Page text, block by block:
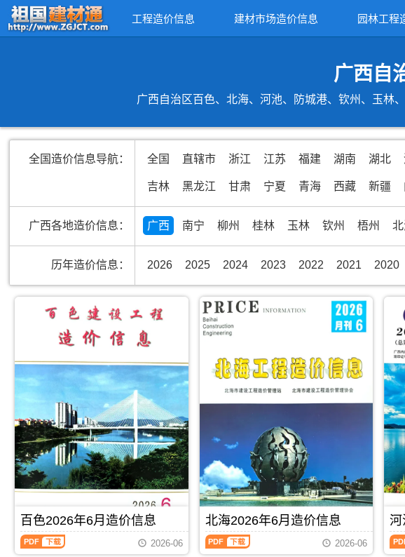
工程造价信息 建材市场造价信息 园林工程
广西自
广西自治区百色、北海、河池、防城港、钦州、玉林
百色2026年6月造价信息
百
色
2026-06
北海2026年6月造价信息
北
海
2026-06
河
河
池
全国造价信息导航： 全国 直辖市 浙江 江苏 福建 湖南 湖北
吉林 黑龙江 甘肃 宁夏 青海 西藏 新疆
广西各地造价信息： 广西 南宁 柳州 桂林 玉林 钦州 梧州
历年造价信息： 2026 2025 2024 2023 2022 2021 2020